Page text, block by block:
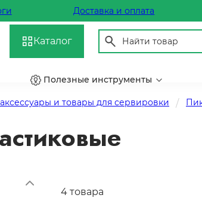
Доставка и оплата
Каталог
Полезные инструменты
и товары для сервировки
4 товара